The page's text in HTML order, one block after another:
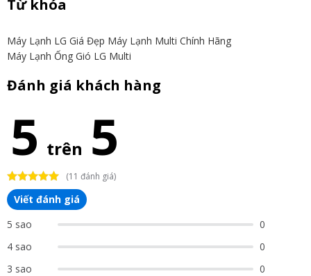
Từ khóa
Máy Lạnh LG Giá Đẹp Máy Lạnh Multi Chính Hãng
Máy Lạnh Ống Gió LG Multi
Đánh giá khách hàng
5 trên 5
(11 đánh giá)
Viết đánh giá
5 sao
0
4 sao
0
3 sao
0